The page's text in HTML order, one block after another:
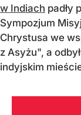
w Indiach padły
Sympozjum
Chrystusa we
z Asyżu", a
indyjskim